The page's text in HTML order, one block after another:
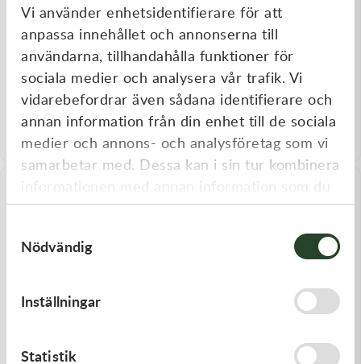
Vi använder enhetsidentifierare för att
anpassa innehållet och annonserna till
användarna, tillhandahålla funktioner för
sociala medier och analysera vår trafik. Vi
vidarebefordrar även sådana identifierare och
annan information från din enhet till de sociala
medier och annons- och analysföretag som vi
samarbetar med. Dessa kan i sin tur kombinera
informationen med annan information som du
har tillhandahållit eller som de har samlat in
Nödvändig
Inställningar
Statistik
Gaerne
Gaerne Stövlar G-Midland
3 949,00kr
I lager
Gaerne
Gaerne Stövlar G-RAZOR
2 299,00kr
I lager
Kampanj
Sidi